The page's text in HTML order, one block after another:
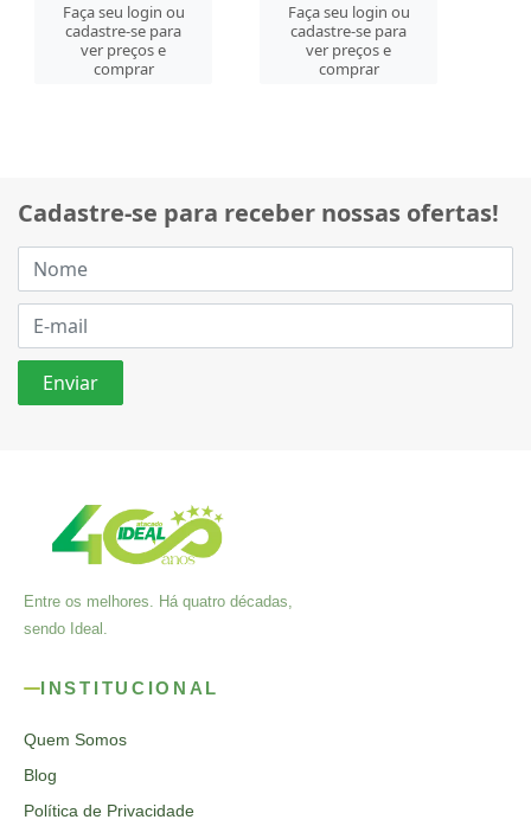
Faça seu login ou
cadastre-se para
ver preços e
comprar
Faça seu login ou
cadastre-se para
ver preços e
comprar
Cadastre-se para receber nossas ofertas!
Entre os melhores. Há quatro décadas,
sendo Ideal.
INSTITUCIONAL
Quem Somos
Blog
Política de Privacidade